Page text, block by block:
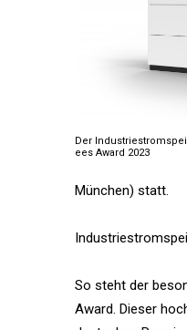
Der
ees Award 2023
München) statt.
So steht der
Award. Dieser